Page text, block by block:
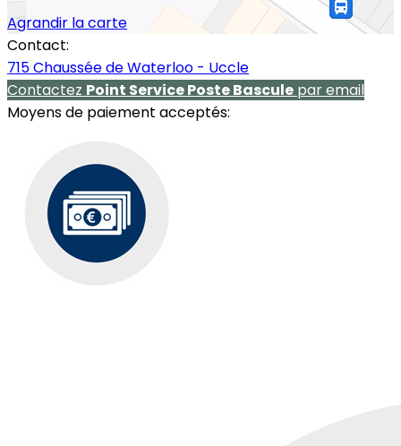
Agrandir la carte
Contact:
715 Chaussée de Waterloo - Uccle
Contactez Point Service Poste Bascule par email
Moyens de paiement acceptés: